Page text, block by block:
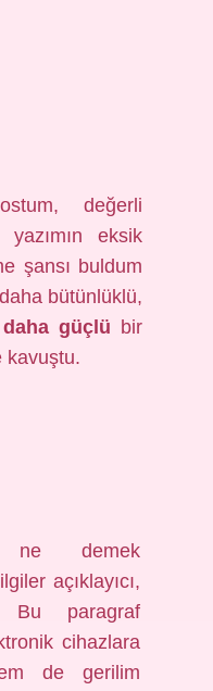
değerli
yazımın eksik
şansı buldum
bütünlüklü,
daha güçlü bir
kavuştu.
ne demek
açıklayıcı,
paragraf
cihazlara
de gerilim